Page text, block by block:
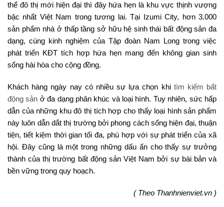
thể đô thị mới hiện đại thì đây hứa hẹn là khu vực thịnh vượng
bậc nhất Việt Nam trong tương lai. Tại Izumi City, hơn 3.000
sản phẩm nhà ở thấp tầng sở hữu hệ sinh thái bất động sản đa
dạng, cùng kinh nghiệm của Tập đoàn Nam Long trong việc
phát triển KĐT tích hợp hứa hẹn mang đến không gian sinh
sống hài hòa cho cộng đồng.
Khách hàng ngày nay có nhiều sự lựa chọn khi tìm kiếm bất
động sản ở đa dạng phân khúc và loại hình. Tuy nhiên, sức hấp
dẫn của những khu đô thị tích hợp cho thấy loại hình sản phẩm
này luôn dẫn dắt thị trường bởi phong cách sống hiện đại, thuận
tiện, tiết kiệm thời gian tối đa, phù hợp với sự phát triển của xã
hội. Đây cũng là một trong những dấu ấn cho thấy sự trưởng
thành của thị trường bất động sản Việt Nam bởi sự bài bản và
bền vững trong quy hoạch.
( Theo Thanhnienviet.vn )